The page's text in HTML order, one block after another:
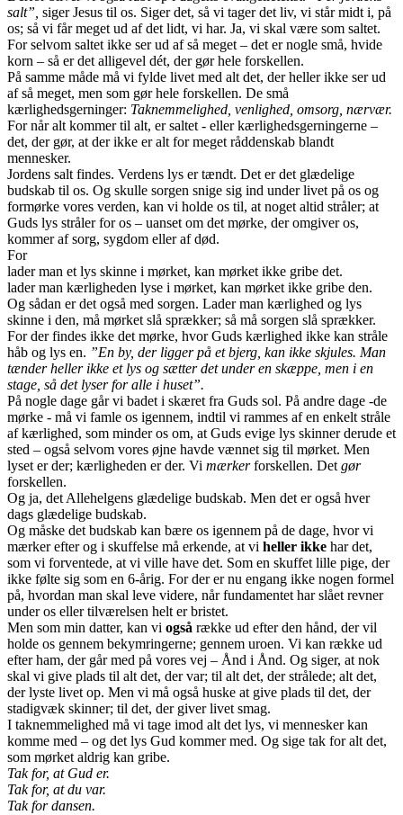
salt”, siger Jesus til os. Siger det, så vi tager det liv, vi står midt i, på
os; så vi får meget ud af det lidt, vi har. Ja, vi skal være som saltet.
For selvom saltet ikke ser ud af så meget – det er nogle små, hvide
korn – så er det alligevel dét, der gør hele forskellen.
På samme måde må vi fylde livet med alt det, der heller ikke ser ud
af så meget, men som gør hele forskellen. De små
kærlighedsgerninger: Taknemmelighed, venlighed, omsorg, nærvær.
For når alt kommer til alt, er saltet - eller kærlighedsgerningerne –
det, der gør, at der ikke er alt for meget råddenskab blandt
mennesker.
Jordens salt findes. Verdens lys er tændt. Det er det glædelige
budskab til os. Og skulle sorgen snige sig ind under livet på os og
formørke vores verden, kan vi holde os til, at noget altid stråler; at
Guds lys stråler for os – uanset om det mørke, der omgiver os,
kommer af sorg, sygdom eller af død.
For
lader man et lys skinne i mørket, kan mørket ikke gribe det.
lader man kærligheden lyse i mørket, kan mørket ikke gribe den.
Og sådan er det også med sorgen. Lader man kærlighed og lys
skinne i den, må mørket slå sprækker; så må sorgen slå sprækker.
For der findes ikke det mørke, hvor Guds kærlighed ikke kan stråle
håb og lys en. ”En by, der ligger på et bjerg, kan ikke skjules. Man
tænder heller ikke et lys og sætter det under en skæppe, men i en
stage, så det lyser for alle i huset”.
På nogle dage går vi badet i skæret fra Guds sol. På andre dage -de
mørke - må vi famle os igennem, indtil vi rammes af en enkelt stråle
af kærlighed, som minder os om, at Guds evige lys skinner derude et
sted – også selvom vores øjne havde vænnet sig til mørket. Men
lyset er der; kærligheden er der. Vi mærkerforskellen. Det gør
forskellen.
Og ja, det Allehelgens glædelige budskab. Men det er også hver
dags glædelige budskab.
Og måske det budskab kan bære os igennem på de dage, hvor vi
mærker efter og i skuffelse må erkende, at vi heller ikke har det,
som vi forventede, at vi ville have det. Som en skuffet lille pige, der
ikke følte sig som en 6-årig. For der er nu engang ikke nogen formel
på, hvordan man skal leve videre, når fundamentet har slået revner
under os eller tilværelsen helt er bristet.
Men som min datter, kan vi også række ud efter den hånd, der vil
holde os gennem bekymringerne; gennem uroen. Vi kan række ud
efter ham, der går med på vores vej – Ånd i Ånd. Og siger, at nok
skal vi give plads til alt det, der var; til alt det, der strålede; alt det,
der lyste livet op. Men vi må også huske at give plads til det, der
stadigvæk skinner; til det, der giver livet smag.
I taknemmelighed må vi tage imod alt det lys, vi mennesker kan
komme med – og det lys Gud kommer med. Og sige tak for alt det,
som mørket aldrig kan gribe.
Tak for, at Gud er.
Tak for, at du var.
Tak for dansen.